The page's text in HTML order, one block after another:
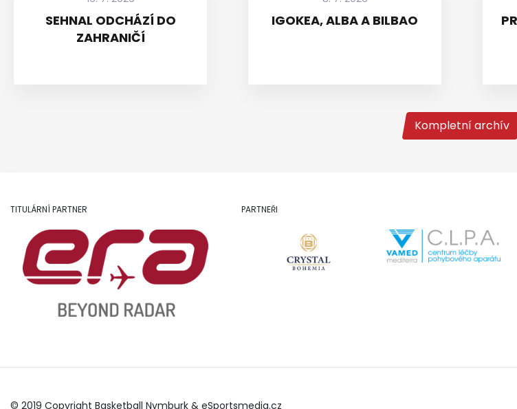
SEHNAL ODCHÁZÍ DO
ZAHRANIČÍ
IGOKEA, ALBA A BILBAO
Kompletní archív
TITULÁRNÍ PARTNER PARTNEŘI
© 2019 Copyright Basketball Nymburk & eSportsmedia.cz